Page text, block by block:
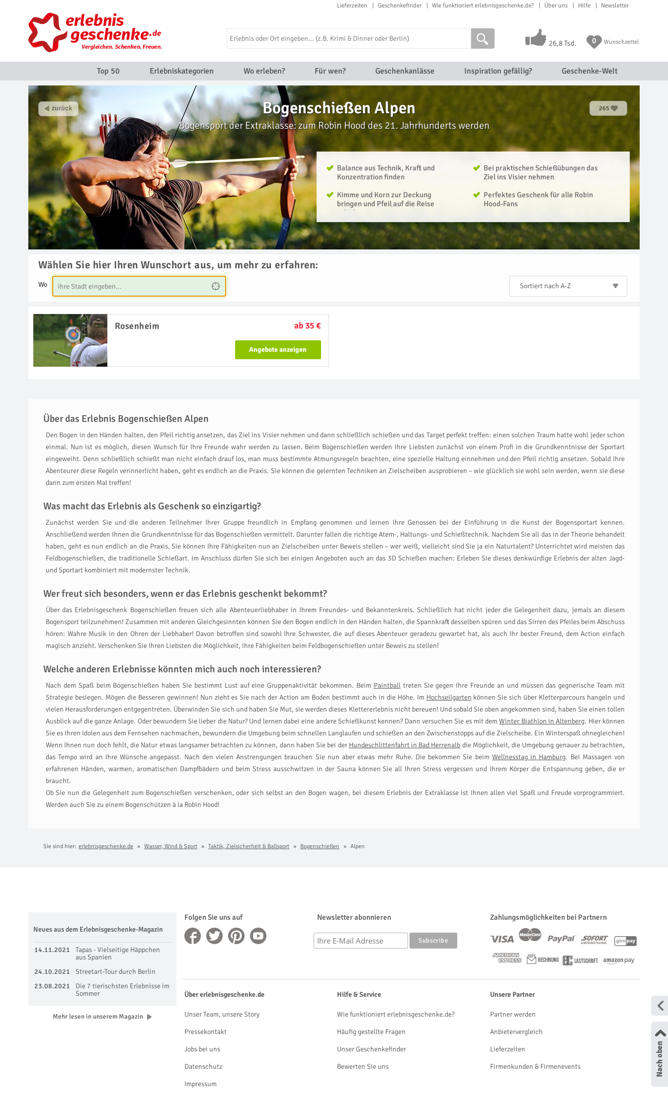
Lieferzeiten Geschenkefinder Wie funktioniert erlebnisgeschenke.de? Über uns Hilfe Newsletter
26,8 Tsd. 0 Wunschzettel
Top 50 Erlebniskategorien Wo erleben? Für wen? Geschenkanlässe Inspiration gefällig? Geschenke-Welt
Bogenschießen Alpen 265
Bogensport der Extraklasse: zum Robin Hood des 21. Jahrhunderts werden
Balance aus Technik, Kraft und
Konzentration finden
Bei praktischen Schießübungen das
Ziel ins Visier nehmen
Kimme und Korn zur Deckung
bringen und Pfeil auf die Reise
schicken
Perfektes Geschenk für alle Robin
Hood-Fans
Wählen Sie hier Ihren Wunschort aus, um mehr zu erfahren:
Wo Sortiert nach A-Z
Rosenheim ab 35 €
Angebote anzeigen
Über das Erlebnis Bogenschießen Alpen
Den Bogen in den Händen halten, den Pfeil richtig ansetzen, das Ziel ins Visier nehmen und dann schließlich schießen und das Target perfekt treffen: einen solchen Traum hatte wohl jeder schon
einmal. Nun ist es möglich, diesen Wunsch für Ihre Freunde wahr werden zu lassen. Beim Bogenschießen werden Ihre Liebsten zunächst von einem Profi in die Grundkenntnisse der Sportart
eingeweiht. Denn schließlich schießt man nicht einfach drauf los, man muss bestimmte Atmungsregeln beachten, eine spezielle Haltung einnehmen und den Pfeil richtig ansetzen. Sobald Ihre
Abenteurer diese Regeln verinnerlicht haben, geht es endlich an die Praxis. Sie können die gelernten Techniken an Zielscheiben ausprobieren – wie glücklich sie wohl sein werden, wenn sie diese
dann zum ersten Mal treffen!
Was macht das Erlebnis als Geschenk so einzigartig?
Zunächst werden Sie und die anderen Teilnehmer Ihrer Gruppe freundlich in Empfang genommen und lernen Ihre Genossen bei der Einführung in die Kunst der Bogensportart kennen.
Anschließend werden Ihnen die Grundkenntnisse für das Bogenschießen vermittelt. Darunter fallen die richtige Atem-, Haltungs- und Schießtechnik. Nachdem Sie all das in der Theorie behandelt
haben, geht es nun endlich an die Praxis. Sie können Ihre Fähigkeiten nun an Zielscheiben unter Beweis stellen – wer weiß, vielleicht sind Sie ja ein Naturtalent? Unterrichtet wird meisten das
Feldbogenschießen, die traditionelle Schießart. Im Anschluss dürfen Sie sich bei einigen Angeboten auch an das 3D Schießen machen: Erleben Sie dieses denkwürdige Erlebnis der alten Jagd-
und Sportart kombiniert mit modernster Technik.
Wer freut sich besonders, wenn er das Erlebnis geschenkt bekommt?
Über das Erlebnisgeschenk Bogenschießen freuen sich alle Abenteuerliebhaber in Ihrem Freundes- und Bekanntenkreis. Schließlich hat nicht jeder die Gelegenheit dazu, jemals an diesem
Bogensport teilzunehmen! Zusammen mit anderen Gleichgesinnten können Sie den Bogen endlich in den Händen halten, die Spannkraft desselben spüren und das Sirren des Pfeiles beim Abschuss
hören: Wahre Musik in den Ohren der Liebhaber! Davon betroffen sind sowohl Ihre Schwester, die auf dieses Abenteuer geradezu gewartet hat, als auch Ihr bester Freund, dem Action einfach
magisch anzieht. Verschenken Sie Ihren Liebsten die Möglichkeit, ihre Fähigkeiten beim Feldbogenschießen unter Beweis zu stellen!
Welche anderen Erlebnisse könnten mich auch noch interessieren?
Nach dem Spaß beim Bogenschießen haben Sie bestimmt Lust auf eine Gruppenaktivität bekommen. Beim Paintballtreten Sie gegen Ihre Freunde an und müssen das gegnerische Team mit
Strategie besiegen. Mögen die Besseren gewinnen! Nun zieht es Sie nach der Action am Boden bestimmt auch in die Höhe. Im Hochseilgarten können Sie sich über Kletterparcours hangeln und
vielen Herausforderungen entgegentreten. Überwinden Sie sich und haben Sie Mut, sie werden dieses Klettererlebnis nicht bereuen! Und sobald Sie oben angekommen sind, haben Sie einen tollen
Ausblick auf die ganze Anlage. Oder bewundern Sie lieber die Natur? Und lernen dabei eine andere Schießkunst kennen? Dann versuchen Sie es mit demWinter Biathlon in Altenberg. Hier können
Sie es Ihren Idolen aus dem Fernsehen nachmachen, bewundern die Umgebung beim schnellen Langlaufen und schießen an den Zwischenstopps auf die Zielscheibe. Ein Winterspaß ohnegleichen!
Wenn Ihnen nun doch fehlt, die Natur etwas langsamer betrachten zu können, dann haben Sie bei der Hundeschlittenfahrt in Bad Herrenalb die Möglichkeit, die Umgebung genauer zu betrachten,
das Tempo wird an Ihre Wünsche angepasst. Nach den vielen Anstrengungen brauchen Sie nun aber etwas mehr Ruhe. Die bekommen Sie beim Wellnesstag in Hamburg. Bei Massagen von
erfahrenen Händen, warmen, aromatischen Dampfbädern und beim Stress ausschwitzen in der Sauna können Sie all Ihren Stress vergessen und Ihrem Körper die Entspannung geben, die er
braucht.
Ob Sie nun die Gelegenheit zum Bogenschießen verschenken, oder sich selbst an den Bogen wagen, bei diesem Erlebnis der Extraklasse ist Ihnen allen viel Spaß und Freude vorprogrammiert.
Werden auch Sie zu einem Bogenschützen à la Robin Hood!
Sie sind hier: erlebnisgeschenke.de Wasser, Wind & Sport Taktik, Zielsicherheit & Ballsport Bogenschießen Alpen
Folgen Sie uns auf Newsletter abonnieren Zahlungsmöglichkeiten bei Partnern
Neues aus dem Erlebnisgeschenke-Magazin
14.11.2021
Tapas - Vielseitige Häppchen
aus Spanien
24.10.2021
Streetart-Tour durch Berlin
23.08.2021
Die 7 tierischsten Erlebnisse im
Sommer
Mehr lesen in unserem Magazin
Über erlebnisgeschenke.de
Unser Team, unsere Story
Pressekontakt
Jobs bei uns
Datenschutz
Impressum
Hilfe & Service
Wie funktioniert erlebnisgeschenke.de?
Häufig gestellte Fragen
Unser Geschenkefinder
Bewerten Sie uns
Unsere Partner
Partner werden
Anbietervergleich
Lieferzeiten
Firmenkunden & Firmenevents